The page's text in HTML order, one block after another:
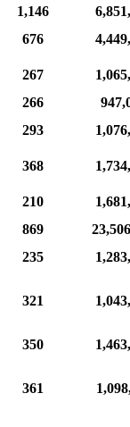
1,146
676
267
266
293
368
210
869
235
321
350
361